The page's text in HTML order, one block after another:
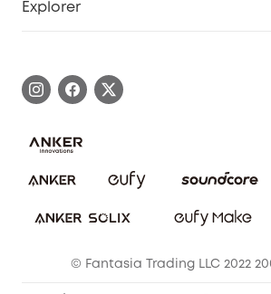
Annuler la commande
Explorer
Communauté eufy Security
© Fantasia Trading LLC 2022